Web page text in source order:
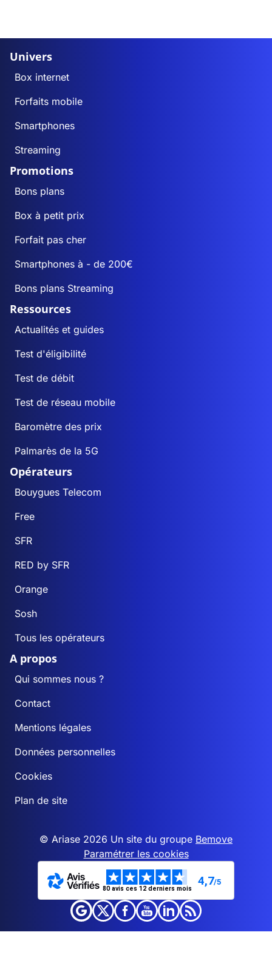
Univers
Box internet
Forfaits mobile
Smartphones
Streaming
Promotions
Bons plans
Box à petit prix
Forfait pas cher
Smartphones à - de 200€
Bons plans Streaming
Ressources
Actualités et guides
Test d'éligibilité
Test de débit
Test de réseau mobile
Baromètre des prix
Palmarès de la 5G
Opérateurs
Bouygues Telecom
Free
SFR
RED by SFR
Orange
Sosh
Tous les opérateurs
A propos
Qui sommes nous ?
Contact
Mentions légales
Données personnelles
Cookies
Plan de site
© Ariase 2026 Un site du groupe Bemove
Paramétrer les cookies
80 avis ces 12 derniers mois
4,7/5